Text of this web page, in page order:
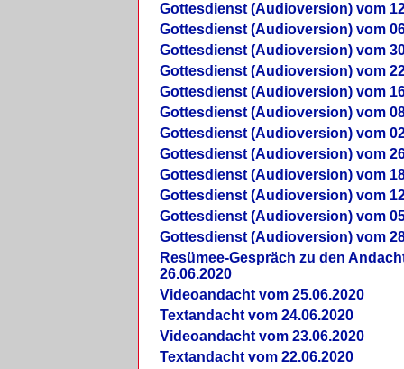
Gottesdienst (Audioversion) vom
Gottesdienst (Audioversion) vom
Gottesdienst (Audioversion) vom
Gottesdienst (Audioversion) vom
Gottesdienst (Audioversion) vom
Gottesdienst (Audioversion) vom
Gottesdienst (Audioversion) vom
Gottesdienst (Audioversion) vom
Gottesdienst (Audioversion) vom
Gottesdienst (Audioversion) vom
Gottesdienst (Audioversion) vom
Gottesdienst (Audioversion) vom
Re­sü­mee-Gespräch zu den
26.06.2020
Videoandacht vom 25.06.2020
Textandacht vom 24.06.2020
Videoandacht vom 23.06.2020
Textandacht vom 22.06.2020